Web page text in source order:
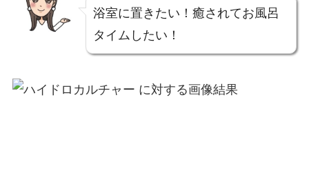
浴室に置きたい！癒されてお風呂
タイムしたい！